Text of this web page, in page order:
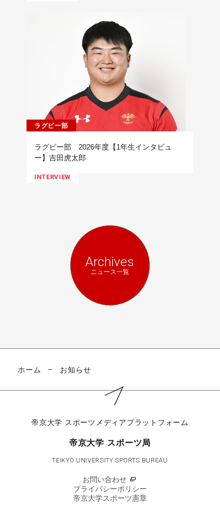
ラグビー部
ラグビー部 2026年度【1年生インタビュ
ー】吉田虎太郎
INTERVIEW
Archives
ニュース一覧
ホーム お知らせ
帝京大学 スポーツメディアプラットフォーム
帝京大学 スポーツ局
TEIKYO UNIVERSITY SPORTS BUREAU
お問い合わせ
プライバシーポリシー
帝京大学スポーツ憲章